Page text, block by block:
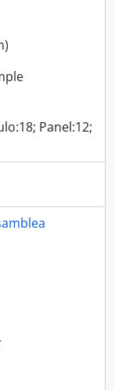
Panel:12;